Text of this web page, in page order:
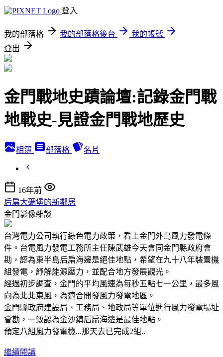
登入
我的部落格 我的部落格後台
我的帳號
登出
金門戰地史蹟論壇:記錄金門戰
地戰史-見證金門戰地歷史
相簿 部落格 名片
16年前
后扁大碉堡的新鄰居
金門影像雜談
台灣電力公司執行綠色電力政策，看上金門外島風力發電條
件。台電風力發電工務所主任陳武雄今天會同金門縣政府會
勘，認為東半島后扁海邊是絕佳地點，希望在九十八年裝置機
組發電，紓解能源壓力，並配合地方發展觀光。
經過初步調查，金門的平均風速為每秒五點七一公里，最多風
向為北北東風，為適合開發風力發電地區。
金門縣政府建設局、工務局、地政局等單位進行風力發電場址
會勘，一致認為金沙鎮后扁海邊是最佳地點。
預定八組風力發電機...那天去已完成2組..
繼續閱讀